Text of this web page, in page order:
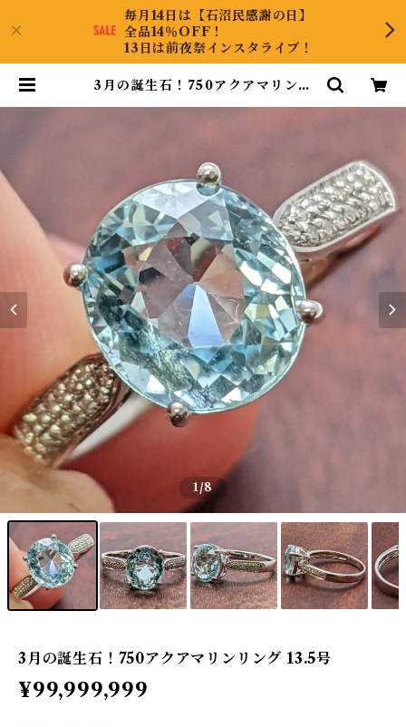
毎月14日は【石沼民感謝の日】
全品14％OFF！
13日は前夜祭インスタライブ！
3月の誕生石！750アクアマリンリ
1/8
3月の誕生石！750アクアマリンリング 13.5号
¥99,999,999